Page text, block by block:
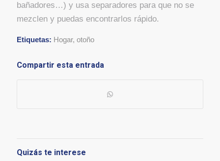
bañadores…) y usa separadores para que no se
mezclen y puedas encontrarlos rápido.
Etiquetas: Hogar, otoño
Compartir esta entrada
Quizás te interese